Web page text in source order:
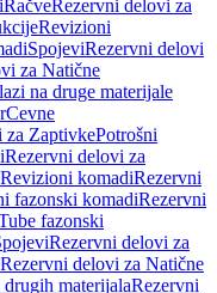
RačveRezervni delovi za
Revizioni
SpojeviRezervni delovi
za Natične
na druge materijale
Cevne
za ZaptivkePotrošni
Rezervni delovi za
Revizioni komadiRezervni
fazonski komadiRezervni
fazonski
Rezervni delovi za
Rezervni delovi za Natične
materijalaRezervni